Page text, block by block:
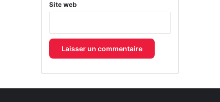
Site web